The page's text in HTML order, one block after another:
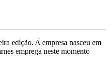
edição. A empresa nasceu em
emprega neste momento